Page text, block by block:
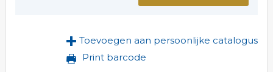
Toevoegen aan persoonlijke catalogus
Print barcode